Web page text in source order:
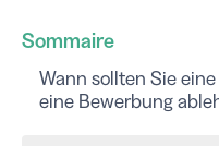
Sommaire
Wann sollten Sie
eine Bewerbung